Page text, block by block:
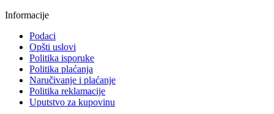
Informacije
Podaci
Opšti uslovi
Politika isporuke
Politika plaćanja
Naručivanje i plaćanje
Politika reklamacije
Uputstvo za kupovinu